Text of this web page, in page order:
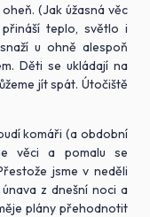
(Jak úžasná věc
teplo, světlo i
u ohně alespoň
Děti se ukládají na
jít spát. Útočiště
komáři (a obdobní
věci a pomalu se
jsme v neděli
z dnešní noci a
plány přehodnotit